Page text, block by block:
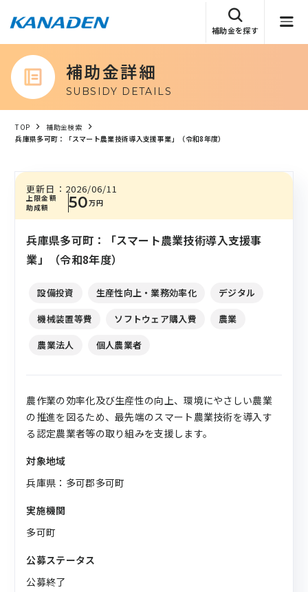
補助金を探す
補助金詳細
SUBSIDY DETAILS
TOP
補助金検索
兵庫県多可町：「スマート農業技術導入支援事業」（令和8年度）
上限金額
助成額
50万円
更新日： 2026/06/11
兵庫県多可町：「スマート農業技術導入支援事
業」（令和8年度）
設備投資 生産性向上・業務効率化
デジタル
機械装置等費
ソフトウェア購入費
農業
農業法人
個人農業者
農作業の効率化及び生産性の向上、環境にやさしい農業
の推進を図るため、最先端のスマート農業技術を導入す
る認定農業者等の取り組みを支援します。
対象地域
兵庫県：多可郡多可町
実施機関
多可町
公募ステータス
公募終了